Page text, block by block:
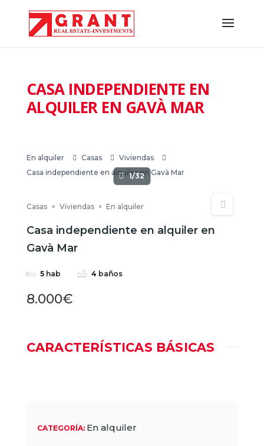
CASA INDEPENDIENTE EN
ALQUILER EN GAVÀ MAR
En alquiler Casas
Viviendas
Casa independiente en alquiler en Gavà Mar
1/32
Casas Viviendas En alquiler
Casa independiente en alquiler en
Gavà Mar
5 hab 4 baños
8.000€
CARACTERÍSTICAS BÁSICAS
CATEGORÍA: En alquiler